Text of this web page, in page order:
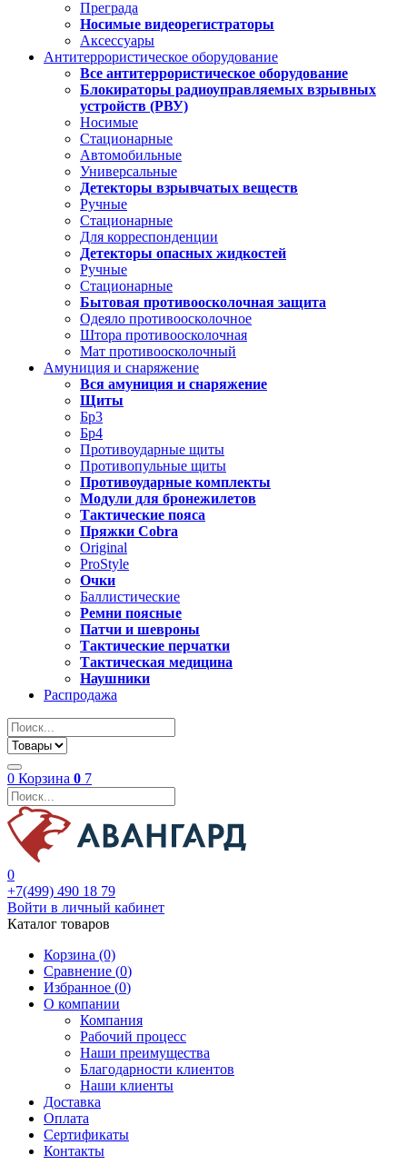
Преграда
Носимые видеорегистраторы
Аксессуары
Антитеррористическое оборудование
Все антитеррористическое оборудование
Блокираторы радиоуправляемых взрывных
устройств (РВУ)
Носимые
Стационарные
Автомобильные
Универсальные
Детекторы взрывчатых веществ
Ручные
Стационарные
Для корреспонденции
Детекторы опасных жидкостей
Ручные
Стационарные
Бытовая противоосколочная защита
Одеяло противоосколочное
Штора противоосколочная
Мат противоосколочный
Амуниция и снаряжение
Вся амуниция и снаряжение
Щиты
Бр3
Бр4
Противоударные щиты
Противопульные щиты
Противоударные комплекты
Модули для бронежилетов
Тактические пояса
Пряжки Cobra
Original
ProStyle
Очки
Баллистические
Ремни поясные
Патчи и шевроны
Тактические перчатки
Тактическая медицина
Наушники
Распродажа
0 Корзина 0 7
0
+7(499) 490 18 79
Войти в личный кабинет
Каталог товаров
Корзина (0)
Сравнение (0)
Избранное (0)
О компании
Компания
Рабочий процесс
Наши преимущества
Благодарности клиентов
Наши клиенты
Доставка
Оплата
Сертификаты
Контакты